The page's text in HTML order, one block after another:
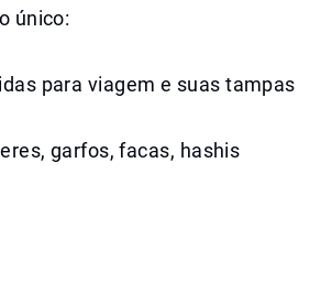
único:
para viagem e suas tampas
garfos, facas, hashis